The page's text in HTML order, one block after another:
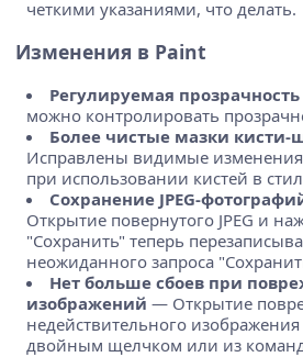
четкими указаниями, что делать.
Изменения в Paint
Регулируемая прозрачность
можно контролировать
Более чистые мазки кисти-
Исправлены видимые изменения
при использовании кистей в
Сохранение JPEG-
Открытие повернутого JPEG и
"Сохранить" теперь
неожиданного запроса
Нет больше сбоев при
изображений — Открытие
недействительного
двойным щелчком или из